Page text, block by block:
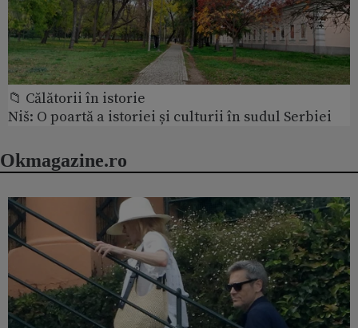
📁 Călătorii în istorie
Niš: O poartă a istoriei și culturii în sudul Serbiei
Okmagazine.ro